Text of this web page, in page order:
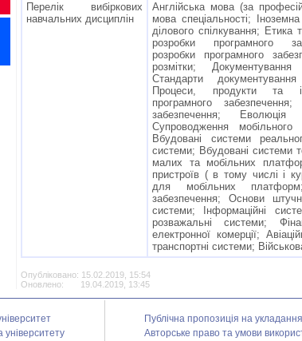
Перелік вибіркових
навчальних дисциплін
Англійська мова (за
мова спеціальності;
ділового спілкування; Етика
розробки програмного
розробки програмного
розмітки;
Стандарти
Процеси, продукти та
програмного
забезпечення; Еволюція
Супроводження
Вбудовані системи
системи; Вбудовані системи
малих та мобільних
пристроїв ( в тому числі і
для мобільних платформ;
забезпечення; Основи
системи; Інформаційні
розважальні системи;
електронної комерції;
транспортні системи;
Опубліковано: 15.02.2019, 15:54
Оновлено: 19.04.2019, 13:45
університету
Публічна пропозиція на
Авторське право та умови